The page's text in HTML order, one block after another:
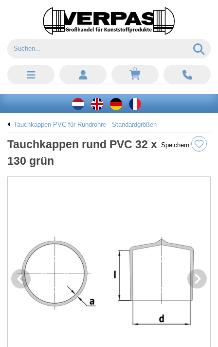
0
Tauchkappen PVC für Rundrohre - Standardgrößen
Tauchkappen rund PVC 32 x
130 grün
Speichern